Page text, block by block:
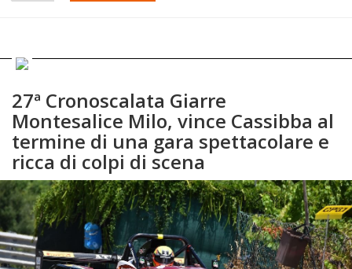
27ª Cronoscalata Giarre
Montesalice Milo, vince Cassibba al
termine di una gara spettacolare e
ricca di colpi di scena